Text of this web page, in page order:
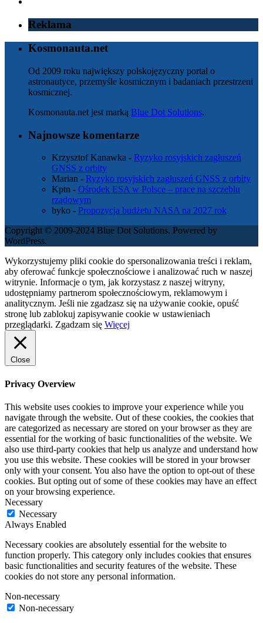
Reklama
Kosmonauta.net
Od 2009 roku największy polskojęzyczny portal o
astronautyce, przemyśle kosmicznym i badaniach przestrzeni
kosmicznej.
Kosmonauta.net jest marką Blue Dot Solutions.
Najnowsze komentarze
Krzysztof Kanawka - Ryzyko rosyjskich zagłuszeń
GNSS z orbity
Marian - Ryzyko rosyjskich zagłuszeń GNSS z orbity
Kptn - Ośrodek ESA w Polsce – prace na szczeblu
rządowym
byko - Propozycja budżetu NASA na 2027 rok
Copyright © 2009-2024 Blue Dot Solutions. Powered by
WordPress.
Wykorzystujemy pliki cookie do spersonalizowania treści i reklam,
aby oferować funkcje społecznościowe i analizować ruch w naszej
witrynie. Informacje o tym, jak korzystasz z naszej witryny,
udostępniamy partnerom społecznościowym, reklamowym i
analitycznym. Jeśli nie zgadzasz się na używanie cookie, opuść
stronę lub zablokuj zapisywanie cookie w ustawieniach
przeglądarki. Zgadzam się Więcej
Close
Privacy Overview
This website uses cookies to improve your experience while you
navigate through the website. Out of these cookies, the cookies that
are categorized as necessary are stored on your browser as they are
essential for the working of basic functionalities of the website. We
also use third-party cookies that help us analyze and understand how
you use this website. These cookies will be stored in your browser
only with your consent. You also have the option to opt-out of these
cookies. But opting out of some of these cookies may have an effect
on your browsing experience.
Necessary
Necessary
Always Enabled
Necessary cookies are absolutely essential for the website to
function properly. This category only includes cookies that ensures
basic functionalities and security features of the website. These
cookies do not store any personal information.
Non-necessary
Non-necessary